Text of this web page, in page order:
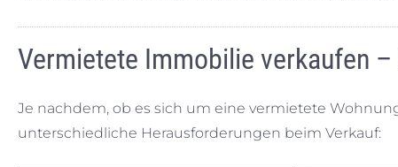
Vermietete Immobilie verkaufen –
Je nachdem, ob es sich um eine vermietete
unterschiedliche Herausforderungen beim Verkauf: